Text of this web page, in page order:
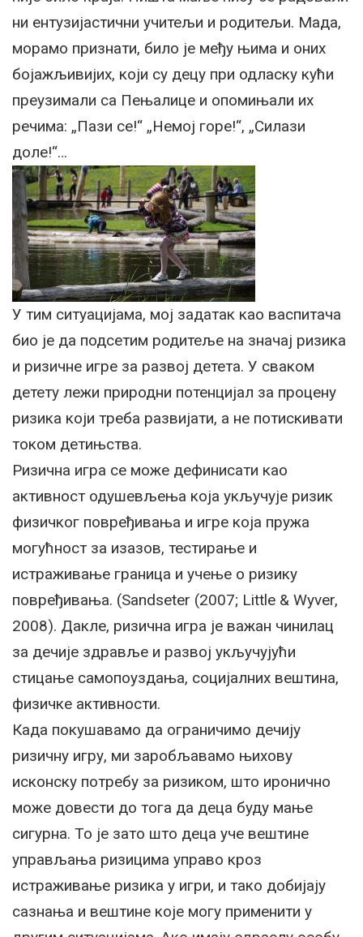
ни ентузијастични учитељи и родитељи. Мада,
морамо признати, било је међу њима и оних
бојажљивијих, који су децу при одласку кући
преузимали са Пењалице и опомињали их
речима: „Пази се!“ „Немој горе!“, „Силази
доле!“…
У тим ситуацијама, мој задатак као васпитача
био је да подсетим родитеље на значај ризика
и ризичне игре за развој детета. У сваком
детету лежи природни потенцијал за процену
ризика који треба развијати, а не потискивати
током детињства.
Ризична игра се може дефинисати као
активност одушевљења која укључује ризик
физичког повређивања и игре која пружа
могућност за изазов, тестирање и
истраживање граница и учење о ризику
повређивања. (Sandseter (2007; Little & Wyver,
2008). Дакле, ризична игра је важан чинилац
за дечије здравље и развој укључујући
стицање самопоуздања, социјалних вештина,
физичке активности.
Када покушавамо да ограничимо дечију
ризичну игру, ми заробљавамо њихову
исконску потребу за ризиком, што иронично
може довести до тога да деца буду мање
сигурна. То је зато што деца уче вештине
управљања ризицима управо кроз
истраживање ризика у игри, и тако добијају
сазнања и вештине које могу применити у